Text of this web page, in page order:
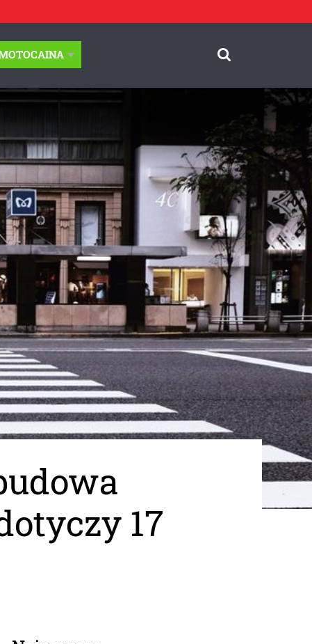
17